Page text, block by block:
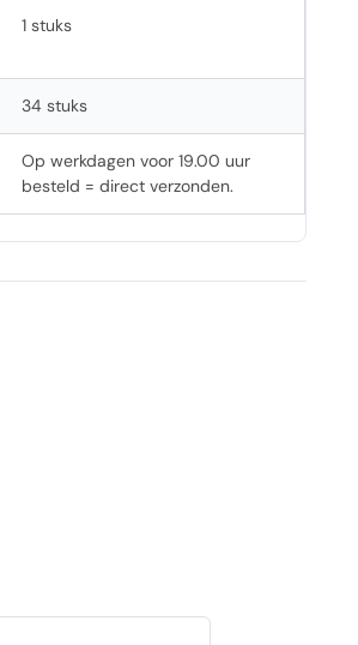
1 stuks
34 stuks
Op werkdagen voor 19.00 uur
besteld = direct verzonden.